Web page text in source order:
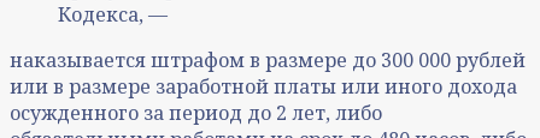
Кодекса, —
наказывается штрафом в размере до 300 000 рублей
или в размере заработной платы или иного дохода
осужденного за период до 2 лет, либо